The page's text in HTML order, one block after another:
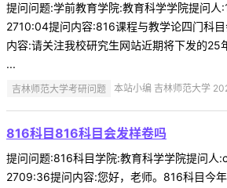
提问问题:学前教育学院:教育科学学院提问
2710:04提问内容:816课程与教学论四门科
内容:请关注我校研究生网站近期将下发的25
...
吉林师范大学考研问题 本站小编 吉林师范大学
816科目816科目会发样卷吗
提问问题:816科目学院:教育科学学院提问
2709:36提问内容:您好，老师。816科目今